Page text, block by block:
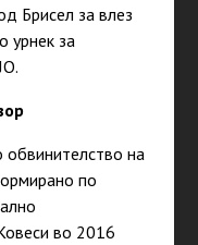
Брисел за влез
урнек за
обвинителство на
по
во 2016